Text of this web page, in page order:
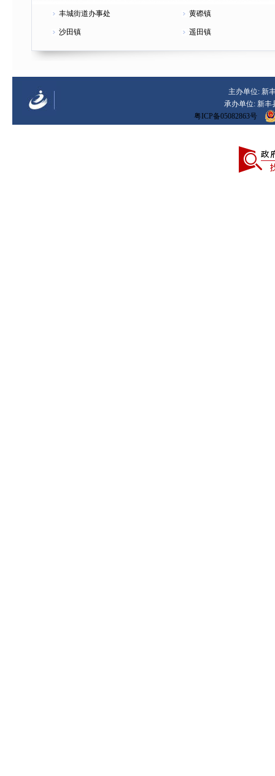
丰城街道办事处 黄磜镇
沙田镇 遥田镇
主办单位: 新
承办单位: 新丰
粤ICP备05082863号